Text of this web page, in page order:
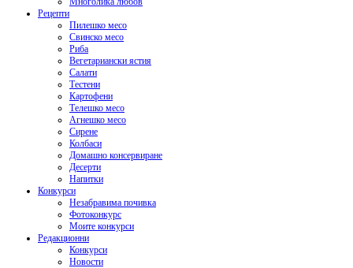
Рецепти
Пилешко месо
Свинско месо
Риба
Вегетариански ястия
Салати
Тестени
Картофени
Телешко месо
Агнешко месо
Сирене
Колбаси
Домашно консервиране
Десерти
Напитки
Конкурси
Незабравима почивка
Фотоконкурс
Моите конкурси
Редакционни
Конкурси
Новости